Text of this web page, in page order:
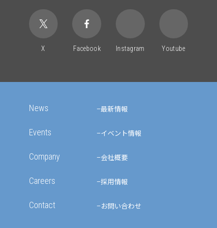
X Facebook Instagram Youtube
News 最新情報
Events イベント情報
Company 会社概要
Careers 採用情報
Contact お問い合わせ